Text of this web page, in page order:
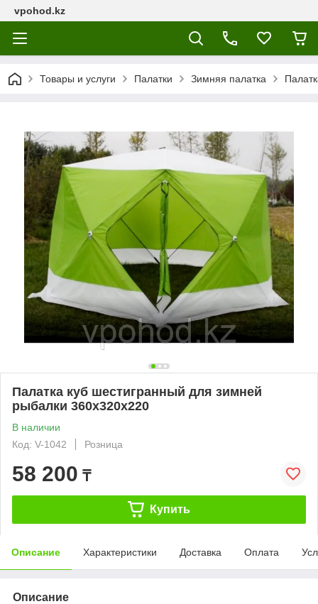
vpohod.kz
Товары и услуги Палатки Зимняя палатка
Палатка куб шестигранный для зимней
рыбалки 360х320х220
В наличии
Код: V-1042
Розница
58 200 ₸
Купить
Описание Характеристики Доставка Оплата
Описание